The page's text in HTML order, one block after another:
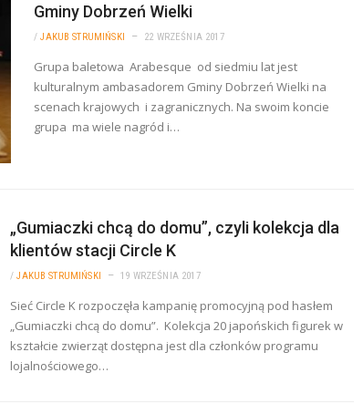
Gminy Dobrzeń Wielki
/JAKUB STRUMIŃSKI 22 WRZEŚNIA 2017
Grupa baletowa Arabesque od siedmiu lat jest
kulturalnym ambasadorem Gminy Dobrzeń Wielki na
scenach krajowych i zagranicznych. Na swoim koncie
grupa ma wiele nagród i…
„Gumiaczki chcą do domu”, czyli kolekcja dla
klientów stacji Circle K
/JAKUB STRUMIŃSKI 19 WRZEŚNIA 2017
Sieć Circle K rozpoczęła kampanię promocyjną pod hasłem
„Gumiaczki chcą do domu”. Kolekcja 20 japońskich figurek w
kształcie zwierząt dostępna jest dla członków programu
lojalnościowego…